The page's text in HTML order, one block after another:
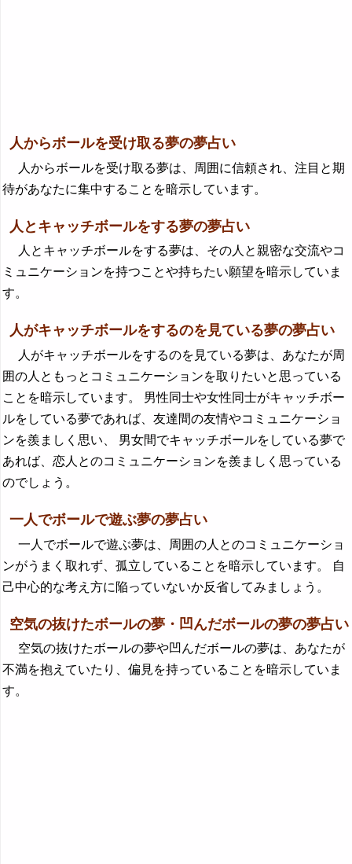
人からボールを受け取る夢の夢占い
人からボールを受け取る夢は、周囲に信頼され、注目と期
待があなたに集中することを暗示しています。
人とキャッチボールをする夢の夢占い
人とキャッチボールをする夢は、その人と親密な交流やコ
ミュニケーションを持つことや持ちたい願望を暗示していま
す。
人がキャッチボールをするのを見ている夢の夢占い
人がキャッチボールをするのを見ている夢は、あなたが周
囲の人ともっとコミュニケーションを取りたいと思っている
ことを暗示しています。 男性同士や女性同士がキャッチボー
ルをしている夢であれば、友達間の友情やコミュニケーショ
ンを羨ましく思い、 男女間でキャッチボールをしている夢で
あれば、恋人とのコミュニケーションを羨ましく思っている
のでしょう。
一人でボールで遊ぶ夢の夢占い
一人でボールで遊ぶ夢は、周囲の人とのコミュニケーショ
ンがうまく取れず、孤立していることを暗示しています。 自
己中心的な考え方に陥っていないか反省してみましょう。
空気の抜けたボールの夢・凹んだボールの夢の夢占い
空気の抜けたボールの夢や凹んだボールの夢は、あなたが
不満を抱えていたり、偏見を持っていることを暗示していま
す。